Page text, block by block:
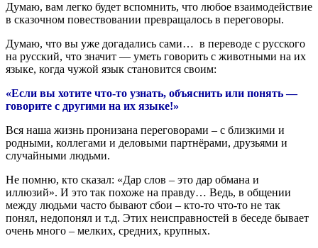
Думаю, вам легко будет вспомнить, что любое взаимодействие
в сказочном повествовании превращалось в переговоры.
Думаю, что вы уже догадались сами… в переводе с русского
на русский, что значит — уметь говорить с животными на их
языке, когда чужой язык становится своим:
«Если вы хотите что-то узнать, объяснить или понять —
говорите с другими на их языке!»
Вся наша жизнь пронизана переговорами – с близкими и
родными, коллегами и деловыми партнёрами, друзьями и
случайными людьми.
Не помню, кто сказал: «Дар слов – это дар обмана и
иллюзий». И это так похоже на правду… Ведь, в общении
между людьми часто бывают сбои – кто-то что-то не так
понял, недопонял и т.д. Этих неисправностей в беседе бывает
очень много – мелких, средних, крупных.